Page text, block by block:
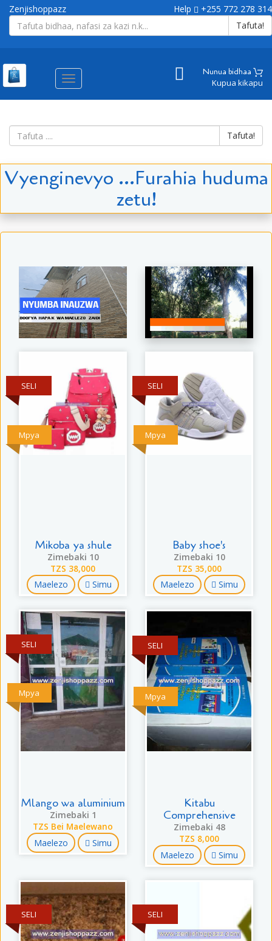
Help +255 772 278 314
Zenjishoppazz
Tafuta!
Aina
ya
Nunua bidhaa
Kupua kikapu
Tafuta!
Vyenginevyo ...Furahia huduma
zetu!
Mpya
SELI
Mikoba ya shule
Zimebaki 10
TZS 38,000
Maelezo Simu
Mpya
SELI
Baby shoe's
Zimebaki 10
TZS 35,000
Maelezo Simu
Mpya
SELI
Mlango wa aluminium
Zimebaki 1
TZS Bei Maelewano
Maelezo Simu
Mpya
SELI
Kitabu
Comprehensive
Zimebaki 48
TZS 8,000
Maelezo Simu
SELI SELI